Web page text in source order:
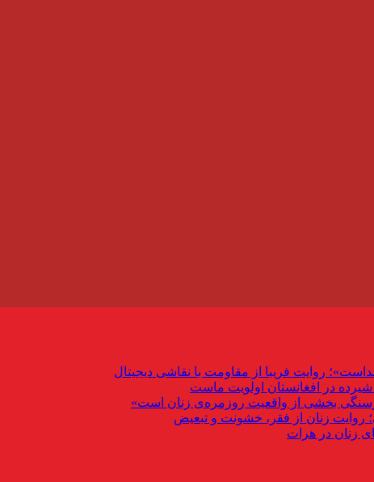
روایت فریبا از مقاومت با نقاشی دیجیتال
شیرده در افغانستان اولویت ماست
بخشی از واقعیت روزمره‌ی زنان است»
روایت زنان از فقر، خشونت و تبعیض
زنان در هرات